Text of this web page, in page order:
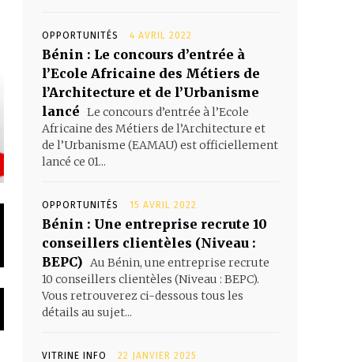
OPPORTUNITÉS 4 AVRIL 2022
Bénin : Le concours d’entrée à
l’Ecole Africaine des Métiers de
l’Architecture et de l’Urbanisme
lancé Le concours d’entrée à l’Ecole
Africaine des Métiers de l’Architecture et
de l’Urbanisme (EAMAU) est officiellement
lancé ce 01...
OPPORTUNITÉS 15 AVRIL 2022
Bénin : Une entreprise recrute 10
conseillers clientèles (Niveau :
BEPC) Au Bénin, une entreprise recrute
10 conseillers clientèles (Niveau : BEPC).
Vous retrouverez ci-dessous tous les
détails au sujet...
VITRINE INFO 22 JANVIER 2025